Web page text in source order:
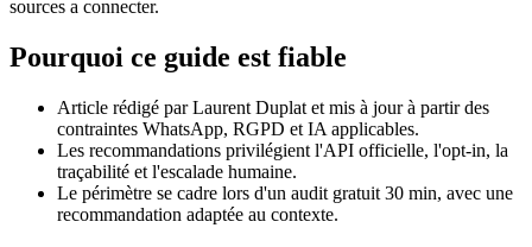
sources a connecter.
Pourquoi ce guide est fiable
Article rédigé par Laurent Duplat et mis à jour à partir des
contraintes WhatsApp, RGPD et IA applicables.
Les recommandations privilégient l'API officielle, l'opt-in, la
traçabilité et l'escalade humaine.
Le périmètre se cadre lors d'un audit gratuit 30 min, avec une
recommandation adaptée au contexte.